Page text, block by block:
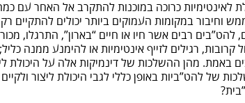
לאינטימיות כרוכה במוכנות להתקרב אל האחר עם
וחיבור במקומות העמוקים ביותר יכולים
להט”בים רבים אשר חיו או חיים “בארון”, התרגלו,
קרובות, רגילים לזייף אינטימיות או להימנע ממנה
באמת. מהן ההשלכות של דינמיקות אלה על היכולת
של להט”ביות באופן כללי לגבי היכולת ליצור